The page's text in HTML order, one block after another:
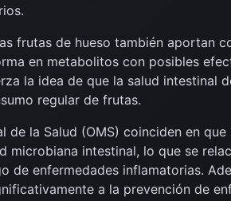
frutas de hueso también aportan
en metabolitos con posibles
la idea de que la salud intestinal
regular de frutas.
de la Salud (OMS) coinciden en
intestinal, lo que se
de enfermedades inflamatorias.
a la prevención de